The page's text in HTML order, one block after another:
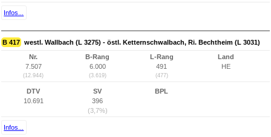
Infos...
B 417 westl. Wallbach (L 3275) - östl. Ketternschwalbach, Ri. Bechtheim (L 3031)
Nr.
7.507
(12.944)
B-Rang
6.000
(3.619)
L-Rang
491
(477)
Land
HE
DTV
10.691
SV
396
(3,7%)
BPL
Infos...